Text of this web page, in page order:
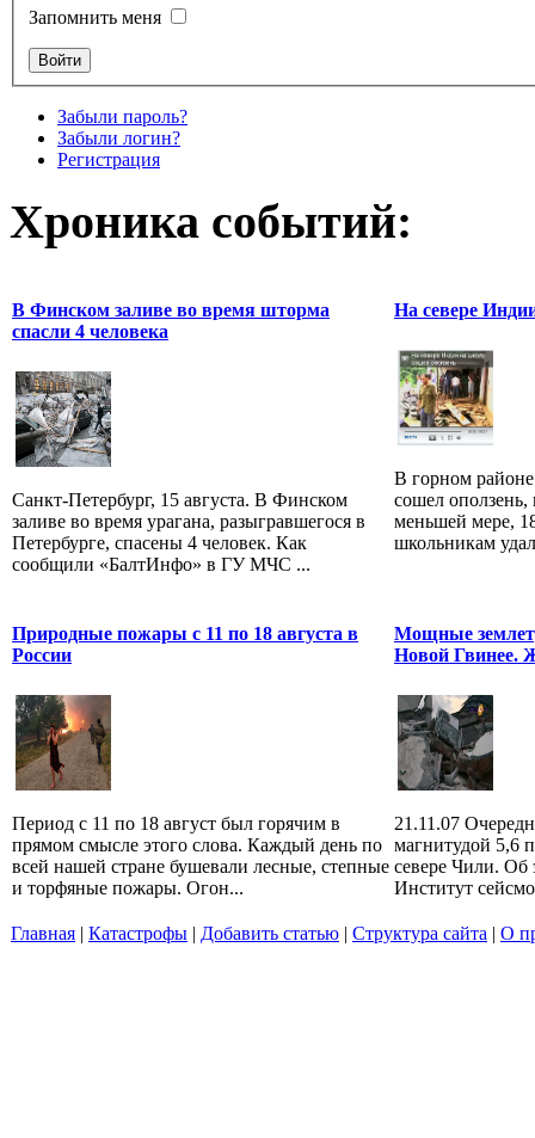
Запомнить меня
Забыли пароль?
Забыли логин?
Регистрация
Хроника событий:
В Финском заливе во время шторма
спасли 4 человека
Санкт-Петербург, 15 августа. В Финском
заливе во время урагана, разыгравшегося в
Петербурге, спасены 4 человек. Как
сообщили «БалтИнфо» в ГУ МЧС ...
На севере
В горном
сошел оползень,
меньшей мере,
школьникам
Природные пожары с 11 по 18 августа в
России
Период с 11 по 18 август был горячим в
прямом смысле этого слова. Каждый день по
всей нашей стране бушевали лесные, степные
и торфяные пожары. Огон...
Мощные
Новой Гвинее.
21.11.07
магнитудой 5,6
севере Чили.
Институт
Главная | Катастрофы | Добавить статью | Структура сайта | О